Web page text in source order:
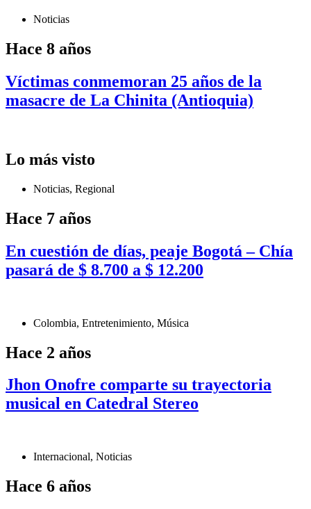
Noticias
Hace 8 años
Víctimas conmemoran 25 años de la
masacre de La Chinita (Antioquia)
Lo más visto
Noticias, Regional
Hace 7 años
En cuestión de días, peaje Bogotá – Chía
pasará de $ 8.700 a $ 12.200
Colombia, Entretenimiento, Música
Hace 2 años
Jhon Onofre comparte su trayectoria
musical en Catedral Stereo
Internacional, Noticias
Hace 6 años